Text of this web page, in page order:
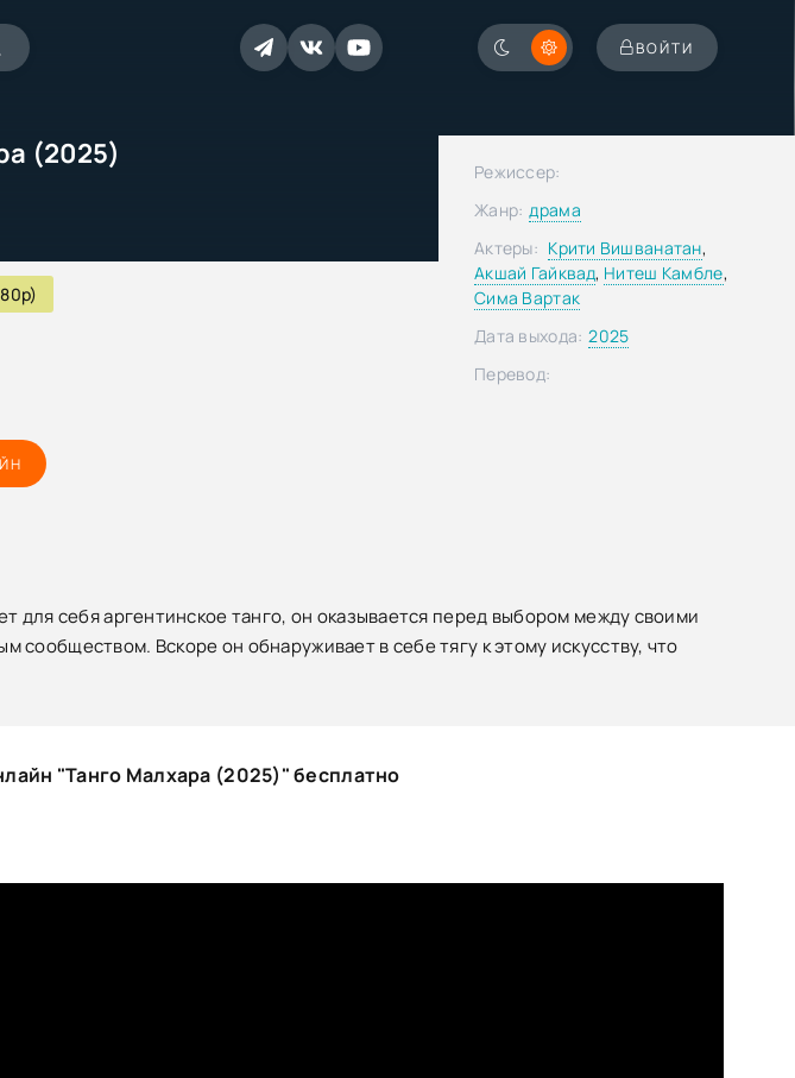
ВОЙТИ
(2025)
Режиссер:
Жанр: драма
Актеры: Крити Вишванатан,
Акшай Гайквад, Нитеш Камбле,
Сима Вартак
Дата выхода: 2025
Перевод:
для себя аргентинское танго, он оказывается перед выбором между своими
сообществом. Вскоре он обнаруживает в себе тягу к этому искусству, что
"Танго Малхара (2025)" бесплатно